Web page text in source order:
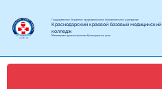
Государственное бюджетное профессиональное образовательное учреждение
Краснодарский краевой базовый медицинский
колледж
Министерства здравоохранения Краснодарского края